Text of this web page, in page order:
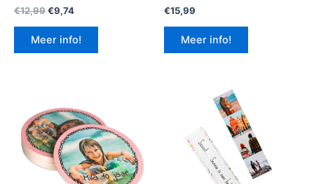
€12,99Oorspronkelijke
was:
€12,99.
€9,74Huidige
is:
€9,74.
Meer info!
€15,99
Meer info!